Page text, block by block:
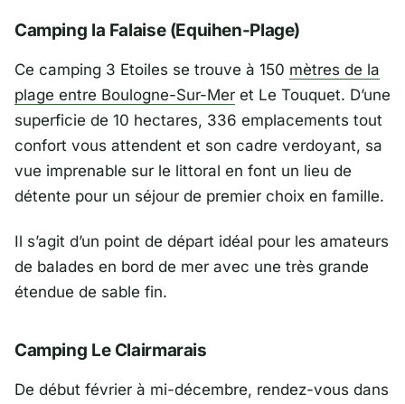
Camping la Falaise (Equihen-Plage)
Ce camping 3 Etoiles se trouve à 150 mètres de la
plage entre Boulogne-Sur-Mer et Le Touquet. D’une
superficie de 10 hectares, 336 emplacements tout
confort vous attendent et son cadre verdoyant, sa
vue imprenable sur le littoral en font un lieu de
détente pour un séjour de premier choix en famille.
Il s’agit d’un point de départ idéal pour les amateurs
de balades en bord de mer avec une très grande
étendue de sable fin.
Camping Le Clairmarais
De début février à mi-décembre, rendez-vous dans